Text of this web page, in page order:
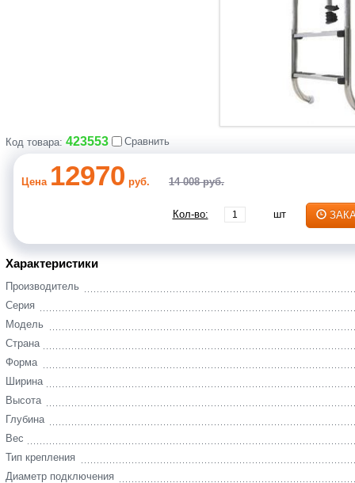
Код товара: 423553 Сравнить
Цена 12970 руб. 14 008 руб.
Кол-во: шт
Характеристики
Производитель
Серия
Модель
Страна
Форма
Ширина
Высота
Глубина
Вес
Тип крепления
Диаметр подключения